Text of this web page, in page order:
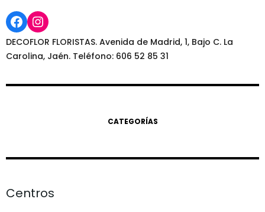
Facebook
Instagram
DECOFLOR FLORISTAS. Avenida de Madrid, 1, Bajo C. La
Carolina, Jaén. Teléfono: 606 52 85 31
CATEGORÍAS
Centros